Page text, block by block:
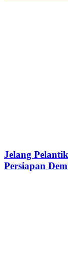
Jelang
Persiapan